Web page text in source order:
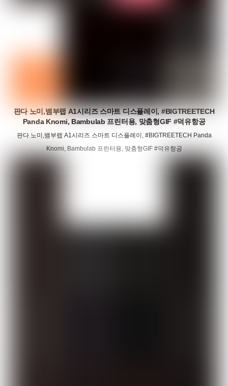
판다 노미,뱀부랩 A1시리즈 스마트 디스플레이, #BIGTREETECH
Panda Knomi, Bambulab 프린터용, 맞춤형GIF #덕유항공
판다 노미,뱀부랩 A1시리즈 스마트 디스플레이, #BIGTREETECH Panda
Knomi, Bambulab 프린터용, 맞춤형GIF #덕유항공